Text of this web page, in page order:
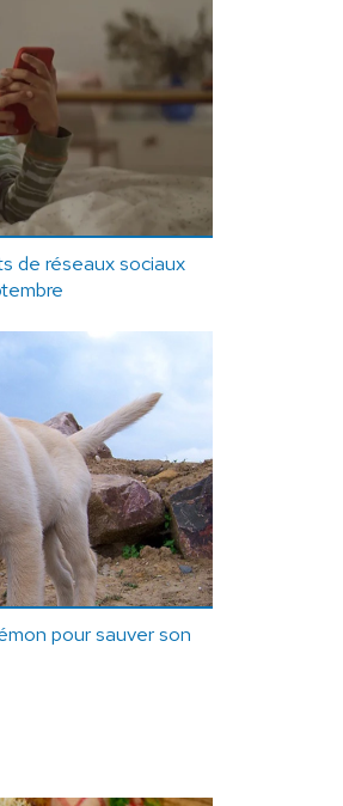
de réseaux sociaux
pour sauver son